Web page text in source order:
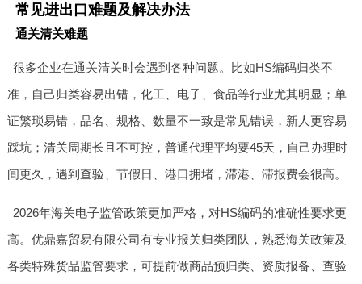
常见进出口难题及解决办法
通关清关难题
很多企业在通关清关时会遇到各种问题。比如HS编码归类不
准，自己归类容易出错，化工、电子、食品等行业尤其明显；单
证繁琐易错，品名、规格、数量不一致是常见错误，新人更容易
踩坑；清关周期长且不可控，普通代理平均要45天，自己办理时
间更久，遇到查验、节假日、港口拥堵，滞港、滞报费会很高。
2026年海关电子监管政策更加严格，对HS编码的准确性要求更
高。优鼎嘉贸易有限公司有专业报关归类团队，熟悉海关政策及
各类特殊货品监管要求，可提前做商品预归类、资质报备、查验